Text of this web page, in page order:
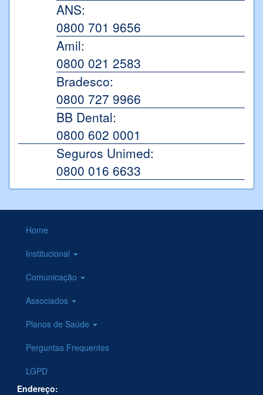
ANS:
0800 701 9656
Amil:
0800 021 2583
Bradesco:
0800 727 9966
BB Dental:
0800 602 0001
Seguros Unimed:
0800 016 6633
Home
Institucional
Comunicação
Associados
Planos de Saúde
Perguntas Frequentes
LGPD
Endereço: